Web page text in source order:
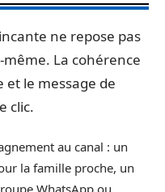
ne repose pas
La cohérence
et le message de
clic.
au canal : un
la famille proche, un
WhatsApp ou